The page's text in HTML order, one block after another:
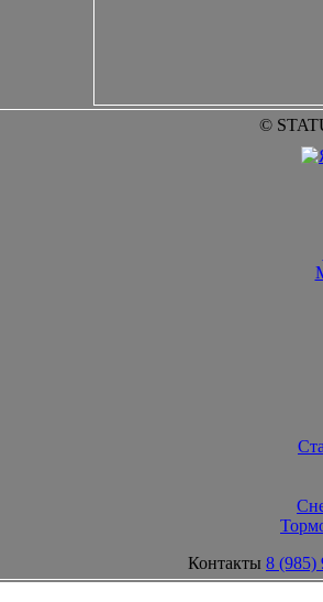
©
Контакты 8 (985)